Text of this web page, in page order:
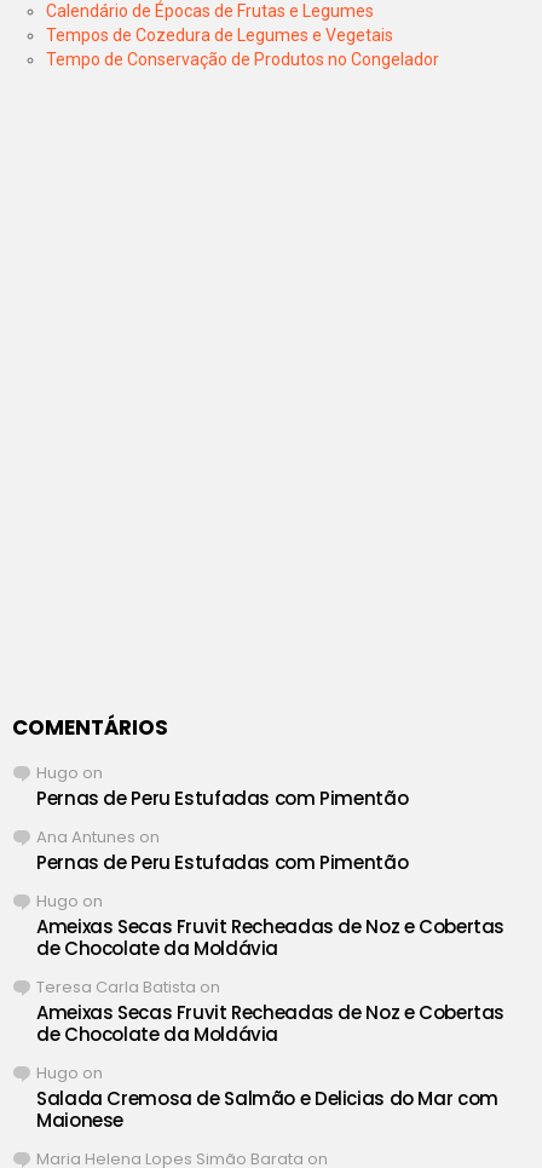
Calendário de Épocas de Frutas e Legumes
Tempos de Cozedura de Legumes e Vegetais
Tempo de Conservação de Produtos no Congelador
COMENTÁRIOS
Hugo on
Pernas de Peru Estufadas com Pimentão
Ana Antunes on
Pernas de Peru Estufadas com Pimentão
Hugo on
Ameixas Secas Fruvit Recheadas de Noz e Cobertas
de Chocolate da Moldávia
Teresa Carla Batista on
Ameixas Secas Fruvit Recheadas de Noz e Cobertas
de Chocolate da Moldávia
Hugo on
Salada Cremosa de Salmão e Delicias do Mar com
Maionese
Maria Helena Lopes Simão Barata on